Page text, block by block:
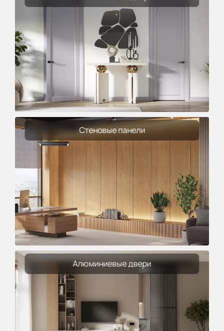
Стеновые панели
Алюминиевые двери